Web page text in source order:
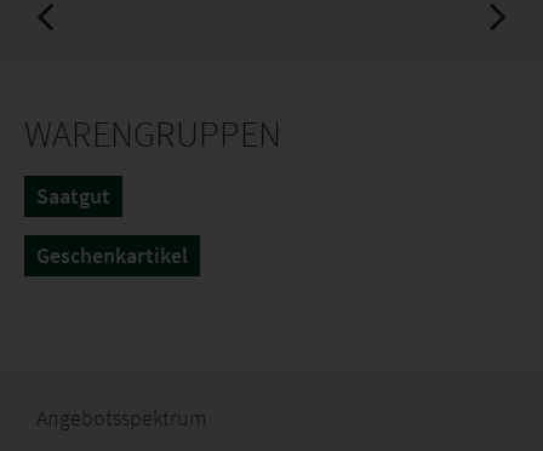
Farming)
Ernte: sieben bis 14 Tage nach der Aussaat
www.TORAF.pl
WARENGRUPPEN
Saatgut
Geschenkartikel
Angebotsspektrum